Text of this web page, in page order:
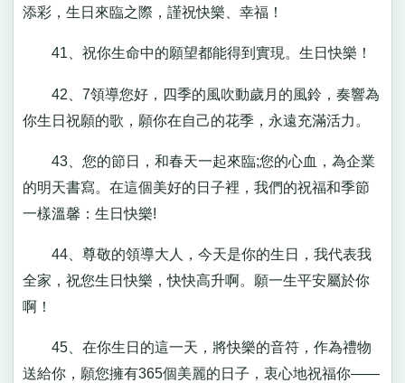
添彩，生日來臨之際，謹祝快樂、幸福！
41、祝你生命中的願望都能得到實現。生日快樂！
42、7領導您好，四季的風吹動歲月的風鈴，奏響為
你生日祝願的歌，願你在自己的花季，永遠充滿活力。
43、您的節日，和春天一起來臨;您的心血，為企業
的明天書寫。在這個美好的日子裡，我們的祝福和季節
一樣溫馨：生日快樂!
44、尊敬的領導大人，今天是你的生日，我代表我
全家，祝您生日快樂，快快高升啊。願一生平安屬於你
啊！
45、在你生日的這一天，將快樂的音符，作為禮物
送給你，願您擁有365個美麗的日子，衷心地祝福你——